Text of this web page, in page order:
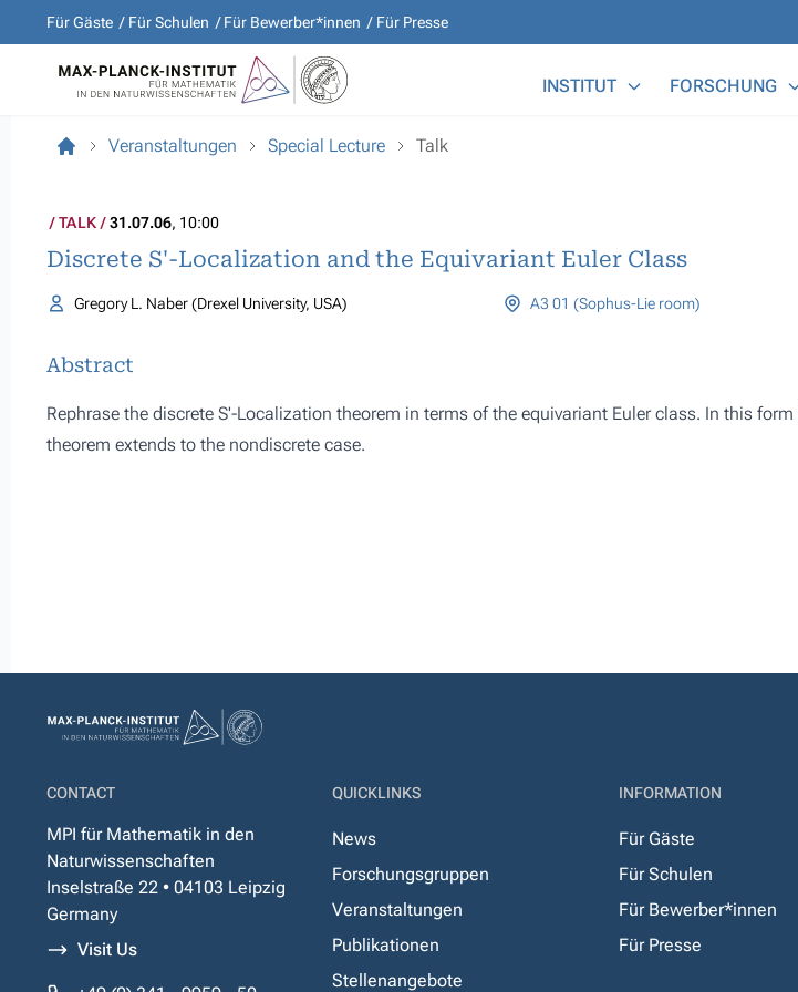
Für Gäste Für Schulen Für Bewerber*innen Für Presse
INSTITUT FORSCHUNG
Veranstaltungen Special Lecture Talk
TALK 31.07.06, 10:00
Discrete S'-Localization and the Equivariant Euler Class
Gregory L. Naber (Drexel University, USA) A3 01 (Sophus-Lie room)
Abstract
Rephrase the discrete S'-Localization theorem in terms of the equivariant Euler class. In this
theorem extends to the nondiscrete case.
CONTACT
MPI für Mathematik in den
Naturwissenschaften
Inselstraße 22 • 04103 Leipzig
Germany
Visit Us
QUICKLINKS
News
Forschungsgruppen
Veranstaltungen
Publikationen
Stellenangebote
INFORMATION
Für Gäste
Für Schulen
Für Bewerber*innen
Für Presse